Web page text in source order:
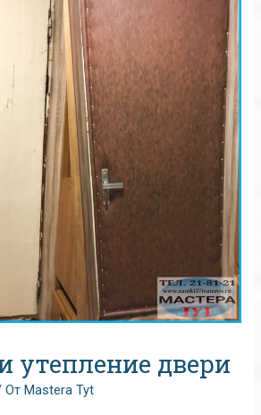
утепление двери
ОтMastera Tyt